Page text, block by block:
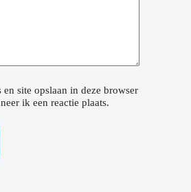
site opslaan in deze browser
ik een reactie plaats.